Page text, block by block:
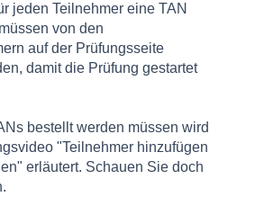
jeden Teilnehmer eine TAN
von den
auf der Prüfungsseite
damit die Prüfung gestartet
bestellt werden müssen wird
"Teilnehmer hinzufügen
erläutert. Schauen Sie doch